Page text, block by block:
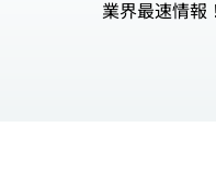
業界最速情報